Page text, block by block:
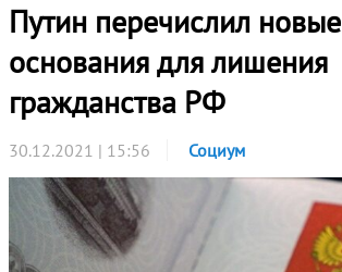
Путин перечислил новые
основания для лишения
гражданства РФ
30.12.2021 | 15:56 Социум